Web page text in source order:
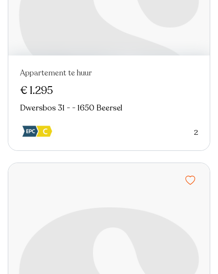
Appartement te huur
€ 1.295
Dwersbos 31 - - 1650 Beersel
2